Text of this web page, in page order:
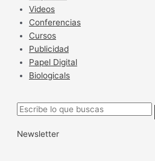
Videos
Conferencias
Cursos
Publicidad
Papel Digital
Biologicals
Newsletter